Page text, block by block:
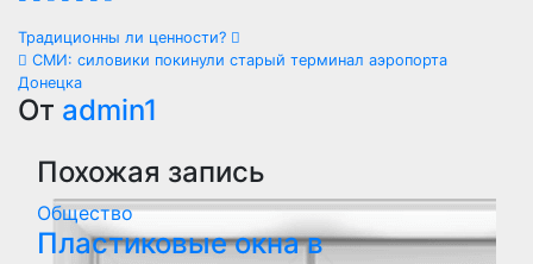
Навигация
по
записям
Традиционны ли ценности?
СМИ: силовики покинули старый терминал аэропорта
Донецка
От admin1
Похожая запись
Общество
Пластиковые окна в